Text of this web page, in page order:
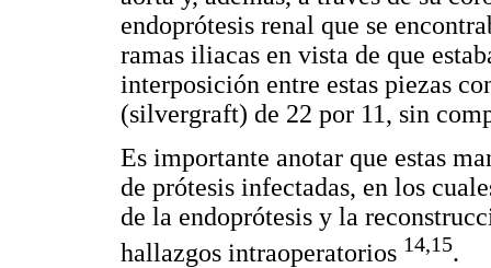
endoprótesis renal que se
ramas iliacas en vista de que
interposición entre estas piezas
(silvergraft) de 22 por 11, sin
Es importante anotar que estas
de prótesis infectadas, en los
de la endoprótesis y la
hallazgos intraoperatorios 14,15.